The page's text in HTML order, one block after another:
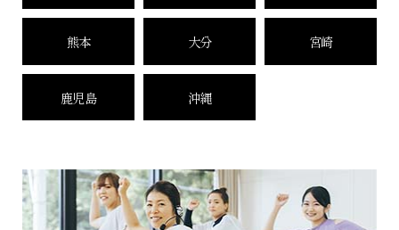
熊本 大分 宮崎
鹿児島 沖縄